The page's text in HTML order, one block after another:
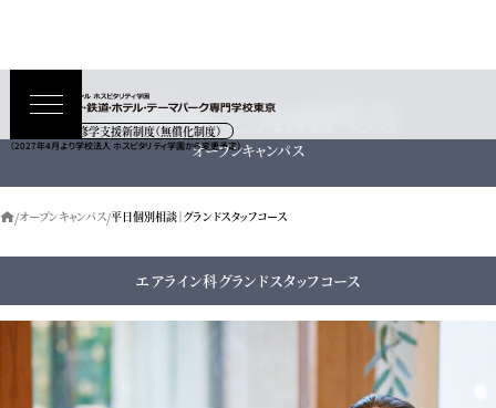
高等教育の修学支援新制度（無償化制度）
（2027年4月より学校法人 ホスピタリティ学園から変更予定）
OPEN CAMPUS
オープンキャンパス
オープンキャンパス 平日個別相談｜グランドスタッフコース
エアライン科